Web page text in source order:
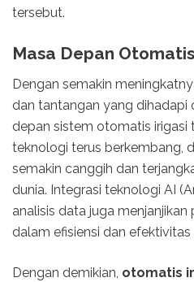
tersebut.
Masa Depan
Dengan semakin
dan tantangan yang dihadapi
depan sistem otomatis irigasi
teknologi terus berkembang,
semakin canggih dan
dunia. Integrasi teknologi AI
analisis data juga
dalam efisiensi dan efektivitas
Dengan demikian, otomatis